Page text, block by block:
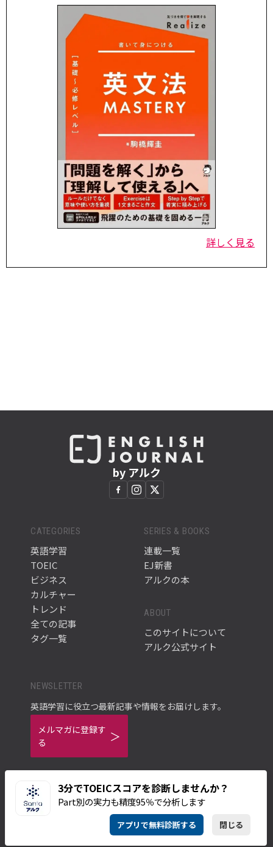
詳しく見る
3分でTOEICスコアを診断しませんか？
Part別の実力も精度95％で分析します
アプリで無料診断する 閉じる
by アルク
CATEGORIES
英語学習
TOEIC
ビジネス
カルチャー
トレンド
全ての記事
タグ一覧
SERIES & BOOKS
連載一覧
EJ新書
アルクの本
ABOUT
このサイトについて
アルク公式サイト
NEWSLETTER
英語学習に役立つ最新記事や情報をお届けします。
メルマガに登録す
る
プライバシーポリシー